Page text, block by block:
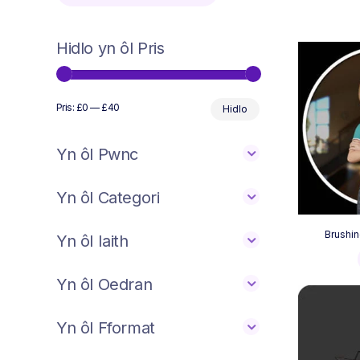
Hidlo yn ôl Pris
Hidlo
Pris: £0 — £40
Yn ôl Pwnc
Yn ôl Categori
Yn ôl Iaith
Yn ôl Oedran
Yn ôl Fformat